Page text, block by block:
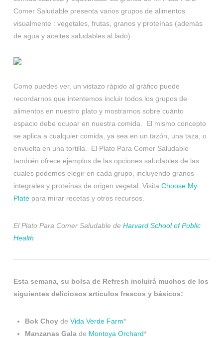
Comer Saludable presenta varios grupos de alimentos
visualmente : vegetales, frutas, granos y proteínas (además
de agua y aceites saludables al lado).
Como puedes ver, un vistazo rápido al gráfico puede
recordarnos que intentemos incluir todos los grupos de
alimentos en nuestro plato y mostrarnos sobre cuánto
espacio debe ocupar en nuestra comida. El mismo concepto
se aplica a cualquier comida, ya sea en un tazón, una taza, o
envuelta en una tortilla. El Plato Para Comer Saludable
también ofrece ejemplos de las opciones saludables de las
cuales podemos elegir en cada grupo, incluyendo granos
integrales y proteínas de origen vegetal. Visita Choose My
Platepara mirar recetas y otros recursos.
El Plato Para Comer Saludable de Harvard School of Public
Health
Esta semana, su bolsa de Refresh incluirá muchos de los
siguientes deliciosos artículos frescos y básicos:
Bok Choy deVida Verde Farm*
Manzanas Galade Montoya Orchard*